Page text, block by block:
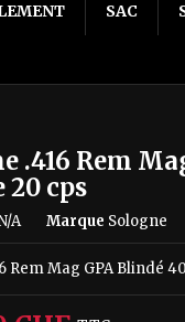
SAC
.416 Rem
20 cps
A Marque Sologne
Rem Mag GPA Blindé